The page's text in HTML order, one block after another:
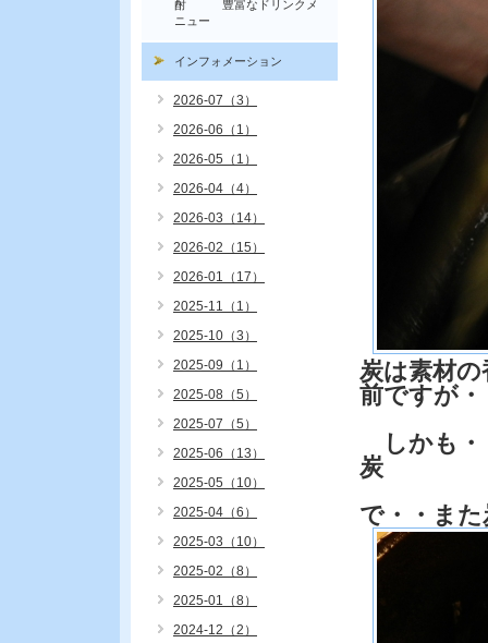
炭は素材
前ですが・
しかも・
炭
で・・ま
酎 豊富なドリンクメ
ニュー
インフォメーション
2026-07（3）
2026-06（1）
2026-05（1）
2026-04（4）
2026-03（14）
2026-02（15）
2026-01（17）
2025-11（1）
2025-10（3）
2025-09（1）
2025-08（5）
2025-07（5）
2025-06（13）
2025-05（10）
2025-04（6）
2025-03（10）
2025-02（8）
2025-01（8）
2024-12（2）